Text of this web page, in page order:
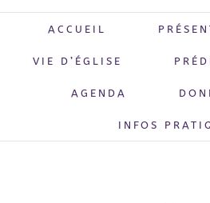
ACCUEIL
VIE D’ÉGLISE
AGENDA
INFOS